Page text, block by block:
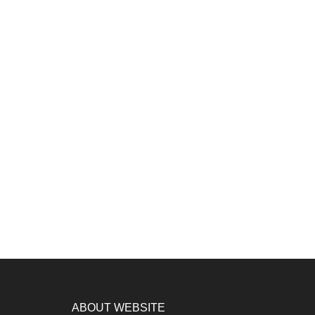
ABOUT WEBSITE